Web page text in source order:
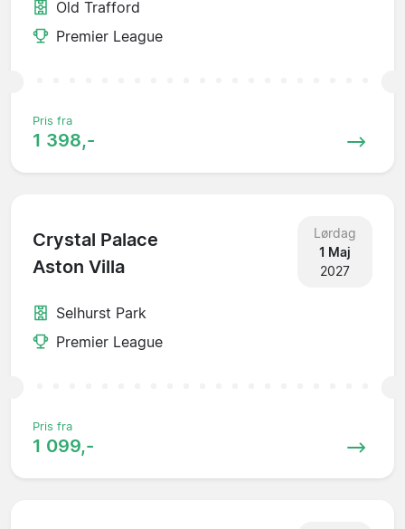
Old Trafford
Premier League
Pris fra
1 398,-
Crystal Palace
Aston Villa
Lørdag
1 Maj
2027
Selhurst Park
Premier League
Pris fra
1 099,-